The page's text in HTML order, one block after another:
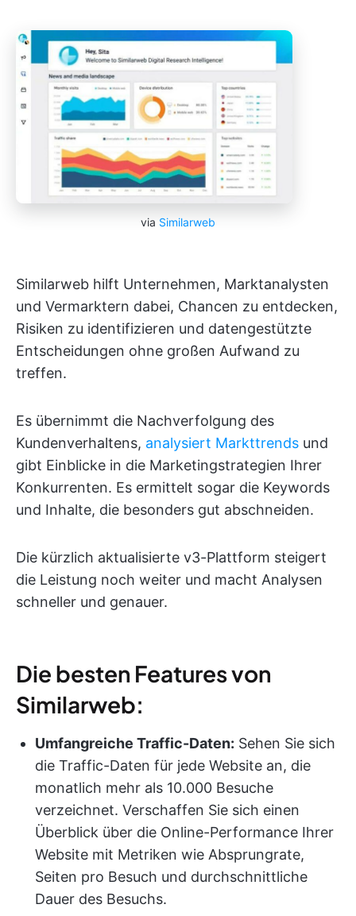
via Similarweb
Similarweb hilft Unternehmen, Marktanalysten
und Vermarktern dabei, Chancen zu entdecken,
Risiken zu identifizieren und datengestützte
Entscheidungen ohne großen Aufwand zu
treffen.
Es übernimmt die Nachverfolgung des
Kundenverhaltens, analysiert Markttrends und
gibt Einblicke in die Marketingstrategien Ihrer
Konkurrenten. Es ermittelt sogar die Keywords
und Inhalte, die besonders gut abschneiden.
Die kürzlich aktualisierte v3-Plattform steigert
die Leistung noch weiter und macht Analysen
schneller und genauer.
Die besten Features von
Similarweb:
Umfangreiche Traffic-Daten: Sehen Sie sich
die Traffic-Daten für jede Website an, die
monatlich mehr als 10.000 Besuche
verzeichnet. Verschaffen Sie sich einen
Überblick über die Online-Performance Ihrer
Website mit Metriken wie Absprungrate,
Seiten pro Besuch und durchschnittliche
Dauer des Besuchs.